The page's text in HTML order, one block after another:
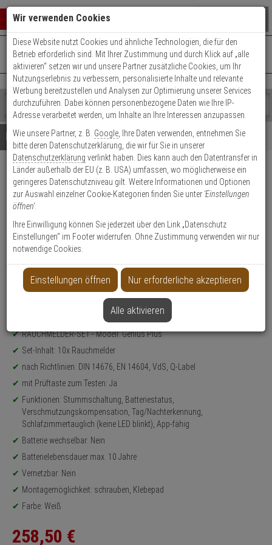
Warenkorb schließen
0 ARTIKEL IM WARENKORB
Ihr Warenkorb ist momentan leer.
Ergebnisse ()
Fertig
Shop
durchsuchen
Bitte
geben
Sie
mindestens
Zeichen
ein,
um
Suche
Es
wurde
noch
Kategorien
Suche
gestartet
+49 (0)821 899 493-0Mo. - Do.: 8:00 - 16:30 | Fr.: 8:00 - 14:00 Uhr
Kontaktservice nutzen
Details Beratung
10er Hekatron Genius Plus
Rauchmelder + Klebepad
20
Produktmerkmale
Produktinformationen
RAUCHMELDER-SET - Modell: Genius Plus
Set-Inhalt: 10x Rauchmelder
nach Richtlinien: DIN 14676, EN 14604, VdS, Q-Label
mit Prüftaste zum Testen: Ja
Funktionen: Stummschaltung, Batteriestatus,
Verschmutzungskompensation, Tag/Nachterkennung,
Schlafzimmertauglich (keine LED blinkt), App-fähig
Batterie wechselbar: Nein
Batterielebensdauer max. 10 Jahre
Vernetzbar: Nein
Montagemöglichkeit: schrauben, Klebepad
Farbe: Weiß
258,50 €
Wir verwenden Cookies
Diese Website nutzt Cookies und ähnliche Technologien, die für den
Betrieb erforderlich sind. Mit Ihrer Zustimmung und durch Klick auf „alle
aktivieren“ setzen wir und unsere Partner zusätzliche Cookies, um Ihr
Nutzungserlebnis zu verbessern, personalisierte Inhalte und relevante
Werbung bereitzustellen und Analysen zur Optimierung unserer Services
durchzuführen. Dabei können personenbezogene Daten wie Ihre IP-
Adresse verarbeitet werden, um Inhalte an Ihre Interessen anzupassen.
Wie unsere Partner, z. B. Google , Ihre Daten verwenden, entnehmen Sie
bitte deren Datenschutzerklärung, die wir für Sie in unserer
Datenschutzerklärung verlinkt haben. Dies kann auch den Datentransfer in
Länder außerhalb der EU (z. B. USA) umfassen, wo möglicherweise ein
geringeres Datenschutzniveau gilt. Weitere Informationen und Optionen
zur Auswahl einzelner Cookie-Kategorien finden Sie unter 'Einstellungen
öffnen'.
Ihre Einwilligung können Sie jederzeit über den Link „Datenschutz
Einstellungen“ im Footer widerrufen. Ohne Zustimmung verwenden wir nur
notwendige Cookies.
Einstellungen öffnen Nur erforderliche akzeptieren
Alle aktivieren